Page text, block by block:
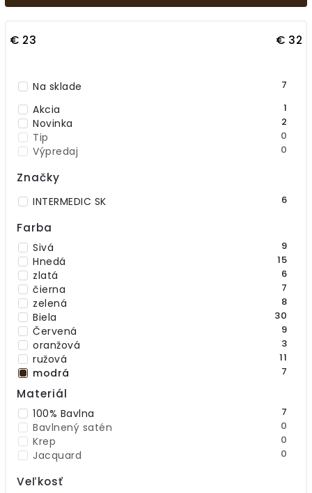
€ 23 € 32
Na sklade 7
Akcia 1
Novinka 2
Tip 0
Výpredaj 0
Značky
INTERMEDIC SK 6
Farba
Sivá 9
Hnedá 15
zlatá 6
čierna 7
zelená 8
Biela 30
Červená 9
oranžová 3
ružová 11
modrá 7
béžová
krémová
žltá 4
Viacfarebné 7
Materiál
100% Bavlna 7
Bavlnený satén 0
Krep 0
Jacquard 0
Veľkosť